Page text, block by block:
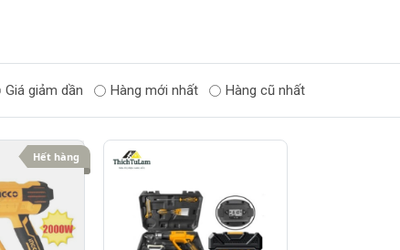
Giá giảm dần Hàng mới nhất Hàng cũ nhất
Hết hàng